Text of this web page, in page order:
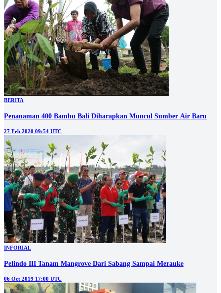
BERITA
Penanaman 400 Bambu Bali Diharapkan Muncul Sumber Air Baru
27 Feb 2020 09:54 UTC
INFORIAL
Pelindo III Tanam Mangrove Dari Sabang Sampai Merauke
06 Oct 2019 17:00 UTC